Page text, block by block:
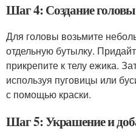
Шаг 4: Создание
Для головы возьмите
отдельную бутылку.
прикрепите к телу ежика.
используя пуговицы или
с помощью краски.
Шаг 5: Украшение и